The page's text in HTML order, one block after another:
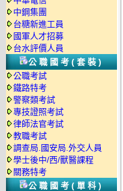
中鋼集團
台糖新進工員
國軍人才招募
台水評價人員
公職國考(套裝)
公職考試
鐵路特考
警察類考試
專技證照考試
律師法官考試
教職考試
調查局.國安局.外交人員
學士後中/西/獸醫課程
關務特考
公職國考(單科)